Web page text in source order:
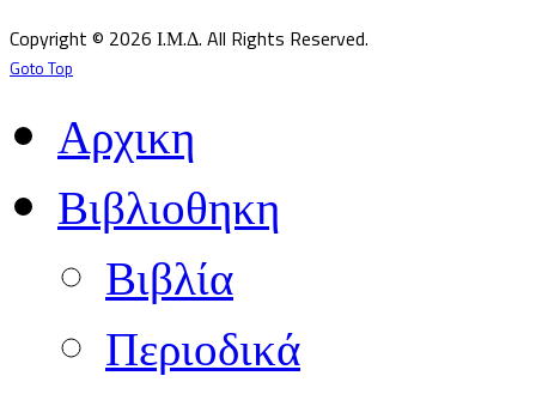
Copyright © 2026 Ι.Μ.Δ. All Rights Reserved.
Goto Top
Αρχικη
Βιβλιοθηκη
Βιβλία
Περιοδικά